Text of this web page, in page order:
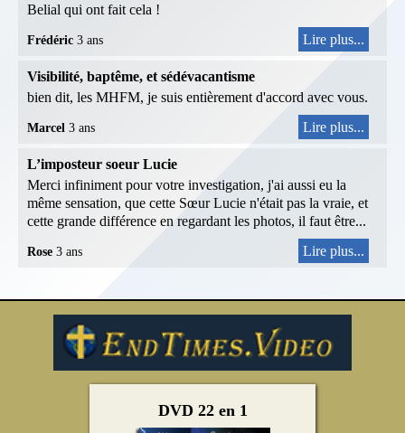
Belial qui ont fait cela !
Frédéric 3 ans Lire plus...
Visibilité, baptême, et sédévacantisme
bien dit, les MHFM, je suis entièrement d'accord avec vous.
Marcel 3 ans Lire plus...
L’imposteur soeur Lucie
Merci infiniment pour votre investigation, j'ai aussi eu la
même sensation, que cette Sœur Lucie n'était pas la vraie, et
cette grande différence en regardant les photos, il faut être...
Rose 3 ans Lire plus...
DVD 22 en 1